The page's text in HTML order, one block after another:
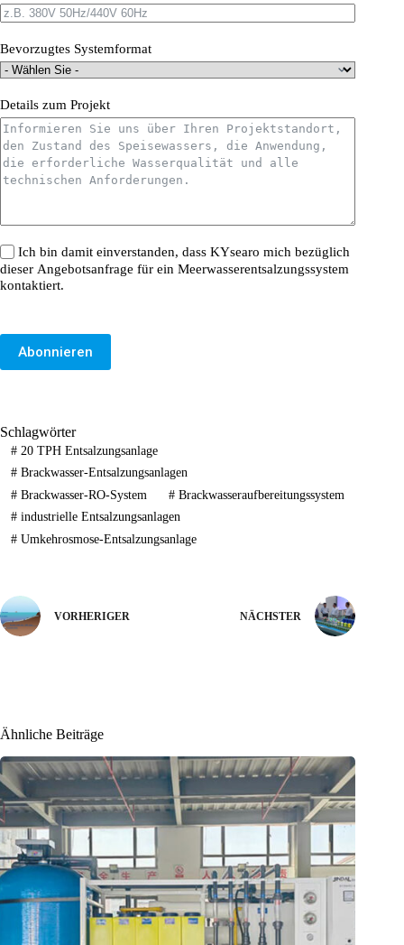
Bevorzugtes Systemformat
Details zum Projekt
Ich bin damit einverstanden, dass KYsearo mich bezüglich
dieser Angebotsanfrage für ein Meerwasserentsalzungssystem
kontaktiert.
Abonnieren
Schlagwörter
#20 TPH Entsalzungsanlage
#Brackwasser-Entsalzungsanlagen
#Brackwasser-RO-System #Brackwasseraufbereitungssystem
#industrielle Entsalzungsanlagen
#Umkehrosmose-Entsalzungsanlage
VORHERIGER NÄCHSTER
Ähnliche Beiträge